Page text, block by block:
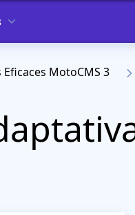
Eficaces MotoCMS 3